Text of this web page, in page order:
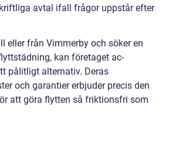
avtal ifall frågor uppstår efter
eller från Vimmerby och söker en
kan företaget ac-
pålitligt alternativ. Deras
och garantier erbjuder precis den
att göra flytten så friktionsfri som